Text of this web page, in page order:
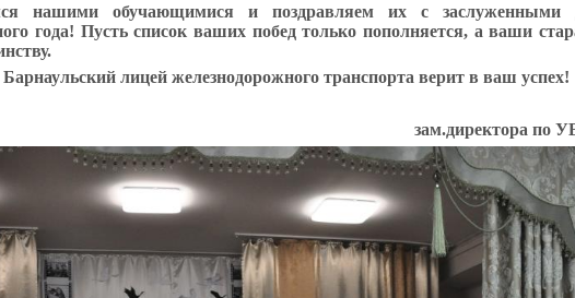
нашими обучающимися и поздравляем их с заслуженными
года! Пусть список ваших побед только пополняется, а ваши
Барнаульский лицей железнодорожного транспорта верит в ваш успех!
зам.директора по